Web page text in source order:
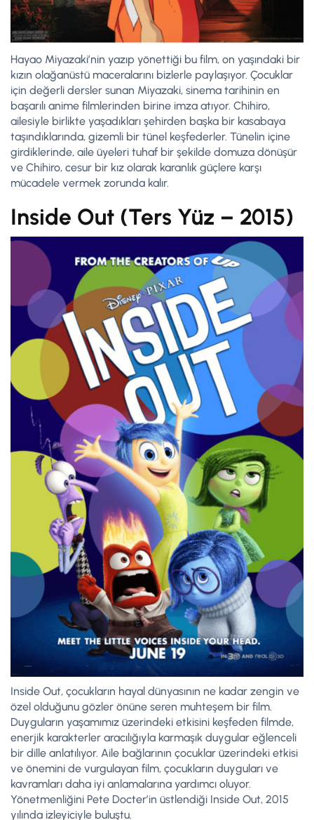
Hayao Miyazaki’nin yazıp yönettiği bu film, on yaşındaki bir
kızın olağanüstü maceralarını bizlerle paylaşıyor. Çocuklar
için değerli dersler sunan Miyazaki, sinema tarihinin en
başarılı anime filmlerinden birine imza atıyor. Chihiro,
ailesiyle birlikte yaşadıkları şehirden başka bir kasabaya
taşındıklarında, gizemli bir tünel keşfederler. Tünelin içine
girdiklerinde, aile üyeleri tuhaf bir şekilde domuza dönüşür
ve Chihiro, cesur bir kız olarak karanlık güçlere karşı
mücadele vermek zorunda kalır.
Inside Out (Ters Yüz – 2015)
Inside Out, çocukların hayal dünyasının ne kadar zengin ve
özel olduğunu gözler önüne seren muhteşem bir film.
Duyguların yaşamımız üzerindeki etkisini keşfeden filmde,
enerjik karakterler aracılığıyla karmaşık duygular eğlenceli
bir dille anlatılıyor. Aile bağlarının çocuklar üzerindeki etkisi
ve önemini de vurgulayan film, çocukların duyguları ve
kavramları daha iyi anlamalarına yardımcı oluyor.
Yönetmenliğini Pete Docter’in üstlendiği Inside Out, 2015
yılında izleyiciyle buluştu.